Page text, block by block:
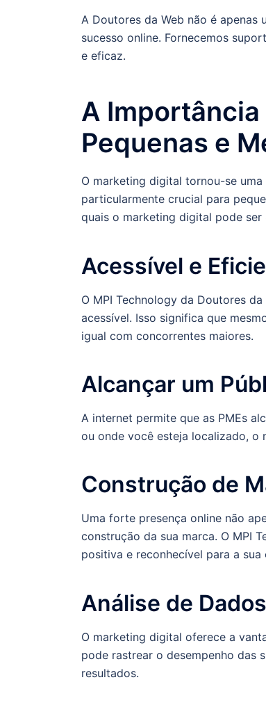
A Doutores da Web não é
sucesso online. Fornecemos
e eficaz.
A
Pequenas e
O marketing digital tornou-se
particularmente crucial para
quais o marketing digital pode ser
Acessível e
O MPI Technology da Doutores
acessível. Isso significa que
igual com concorrentes maiores.
Alcançar um
A internet permite que as PMEs
ou onde você esteja localizado,
Construção de
Uma forte presença online não
construção da sua marca. O MPI
positiva e reconhecível para a sua
Análise de Dados
O marketing digital oferece a
pode rastrear o desempenho das
resultados.